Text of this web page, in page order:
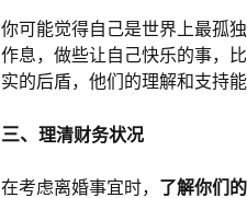
你可能觉得自己是世界上最孤
作息，做些让自己快乐的事，
实的后盾，他们的理解和支持
三、 理清财务状况
在考虑离婚事宜时， 了解你们